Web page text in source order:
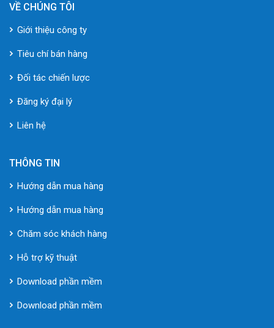
VỀ CHÚNG TÔI
Giới thiệu công ty
Tiêu chí bán hàng
Đối tác chiến lược
Đăng ký đại lý
Liên hệ
THÔNG TIN
Hướng dẫn mua hàng
Hướng dẫn mua hàng
Chăm sóc khách hàng
Hỗ trợ kỹ thuật
Download phần mềm
Download phần mềm